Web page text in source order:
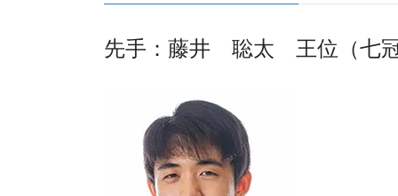
先手：藤井 聡太 王位（七